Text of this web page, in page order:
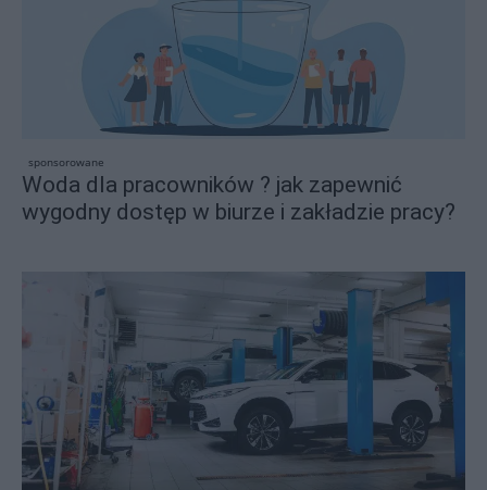
sponsorowane
Woda dla pracowników ? jak zapewnić
wygodny dostęp w biurze i zakładzie pracy?